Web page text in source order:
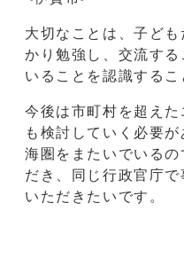
大切なことは、子ど
かり勉強し、交流す
いることを認識するこ
今後は市町村を超え
も検討していく必要
海圏をまたいでいる
だき、同じ行政官庁
いただきたいです。